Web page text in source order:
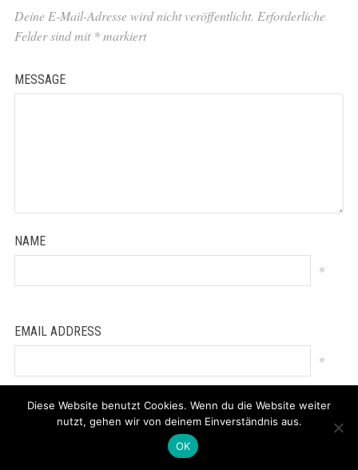
Deine E-Mail-Adresse wird nicht veröffentlicht. Erforderliche
Felder sind mit *markiert
MESSAGE
NAME
*
EMAIL ADDRESS
*
WEBSITE
Diese Website benutzt Cookies. Wenn du die Website weiter
nutzt, gehen wir von deinem Einverständnis aus.
OK